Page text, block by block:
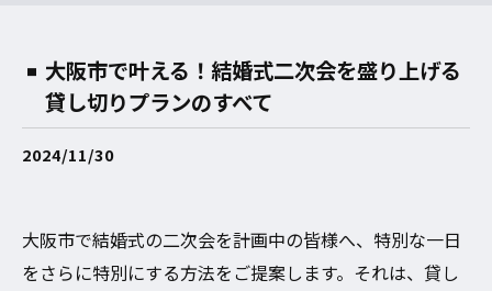
大阪市で叶える！結婚式二次会を盛り上げる
貸し切りプランのすべて
2024/11/30
大阪市で結婚式の二次会を計画中の皆様へ、特別な一日
をさらに特別にする方法をご提案します。それは、貸し